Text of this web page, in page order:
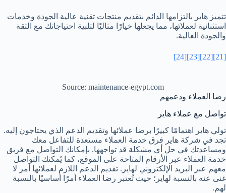
تتميز هاير بالتزامها الدائم بتقديم منتجات تقنية عالية الجودة وخدمات
استثنائية لعملائها، مما يجعلها خيارًا مثاليًا لتلبية احتياجاتك مع الثقة
والجودة العالية.
[21]
[22]
[23]
[24]
Source: maintenance-egypt.com
رضا العملاء ودعمهم
تواصل مع عملاء هاير
تولي هاير اهتمامًا كبيرًا برضا عملائها وتقديم الدعم الذي يحتاجون إليه.
تجد في شركة هاير فرق خدمة العملاء مستعدة للتفاعل معك
ومساعدتك في حل أي مشكلة قد تواجهها. بإمكانك التواصل مع فريق
خدمة العملاء عبر الأرقام المتاحة على الموقع، كما يُمكنك التواصل
معهم عبر البريد الإلكتروني لهاير. تقديم الدعم اللازم لعملائها أمر لا
غنى عنه بالنسبة لهاير؛ حيث تُعتبر رضا العملاء أمرًا أساسيًا بالنسبة
لهم.